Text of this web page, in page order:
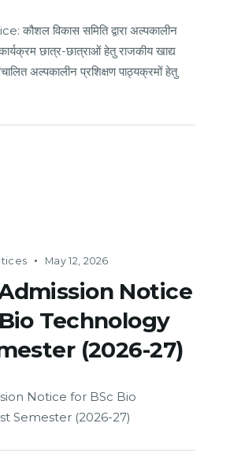
विकास समिति द्वारा अल्पकालीन
छात्र-छात्राओं हेतु राजकीय खाद्य
अल्पकालीन प्रशिक्षण पाठ्यक्रमों हेतु
May 12, 2026
Notice
Technology
(2026-27)
Notice for BSc Bio
Semester (2026-27)